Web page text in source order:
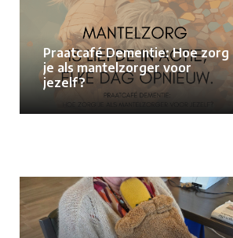
Praatcafé Dementie: Hoe zorg
je als mantelzorger voor
jezelf?